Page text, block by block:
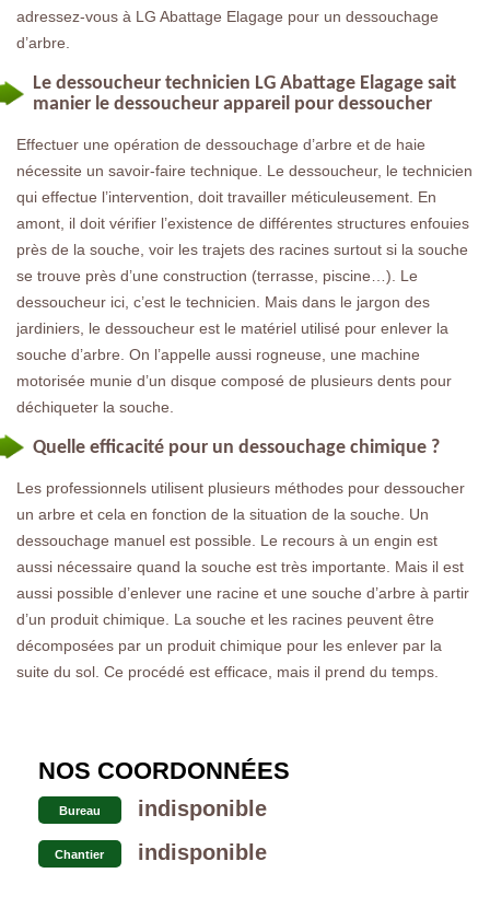
adressez-vous à LG Abattage Elagage pour un dessouchage
d’arbre.
Le dessoucheur technicien LG Abattage Elagage sait
manier le dessoucheur appareil pour dessoucher
Effectuer une opération de dessouchage d’arbre et de haie
nécessite un savoir-faire technique. Le dessoucheur, le technicien
qui effectue l’intervention, doit travailler méticuleusement. En
amont, il doit vérifier l’existence de différentes structures enfouies
près de la souche, voir les trajets des racines surtout si la souche
se trouve près d’une construction (terrasse, piscine…). Le
dessoucheur ici, c’est le technicien. Mais dans le jargon des
jardiniers, le dessoucheur est le matériel utilisé pour enlever la
souche d’arbre. On l’appelle aussi rogneuse, une machine
motorisée munie d’un disque composé de plusieurs dents pour
déchiqueter la souche.
Quelle efficacité pour un dessouchage chimique ?
Les professionnels utilisent plusieurs méthodes pour dessoucher
un arbre et cela en fonction de la situation de la souche. Un
dessouchage manuel est possible. Le recours à un engin est
aussi nécessaire quand la souche est très importante. Mais il est
aussi possible d’enlever une racine et une souche d’arbre à partir
d’un produit chimique. La souche et les racines peuvent être
décomposées par un produit chimique pour les enlever par la
suite du sol. Ce procédé est efficace, mais il prend du temps.
NOS COORDONNÉES
Bureau indisponible
Chantier indisponible